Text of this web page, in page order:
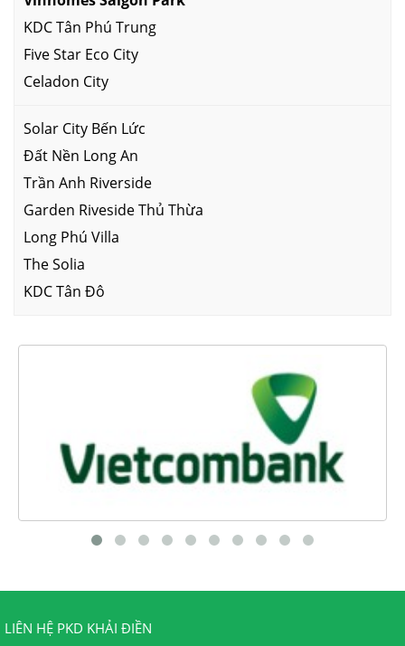
KDC Tân Phú Trung
Five Star Eco City
Celadon City
Solar City Bến Lức
Đất Nền Long An
Trần Anh Riverside
Garden Riveside Thủ Thừa
Long Phú Villa
The Solia
KDC Tân Đô
LIÊN HỆ PKD KHẢI ĐIỀN